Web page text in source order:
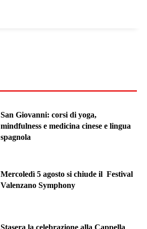
San Giovanni: corsi di yoga,
mindfulness e medicina cinese e lingua
spagnola
Mercoledì 5 agosto si chiude il Festival
Valenzano Symphony